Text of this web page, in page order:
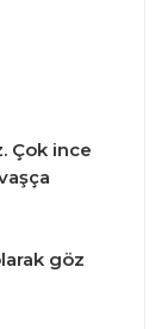
Çok ince
göz